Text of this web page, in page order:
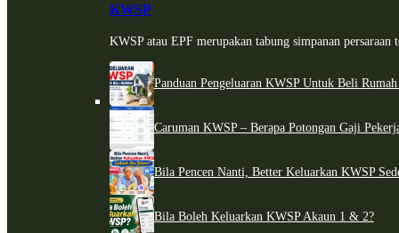
KWSP
KWSP atau EPF merupakan tabung simpanan persaraan
Panduan Pengeluaran KWSP Untuk Beli
Caruman KWSP – Berapa Potongan Gaji
Bila Pencen Nanti, Better Keluarkan KWSP
Bila Boleh Keluarkan KWSP Akaun 1 & 2?